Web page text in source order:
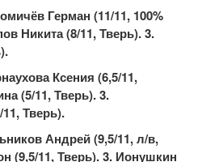
Герман (11/11, 100%
Никита (8/11, Тверь). 3.
Ксения (6,5/11,
(5/11, Тверь). 3.
Тверь).
Андрей (9,5/11, л/в,
(9,5/11, Тверь). 3. Ионушкин